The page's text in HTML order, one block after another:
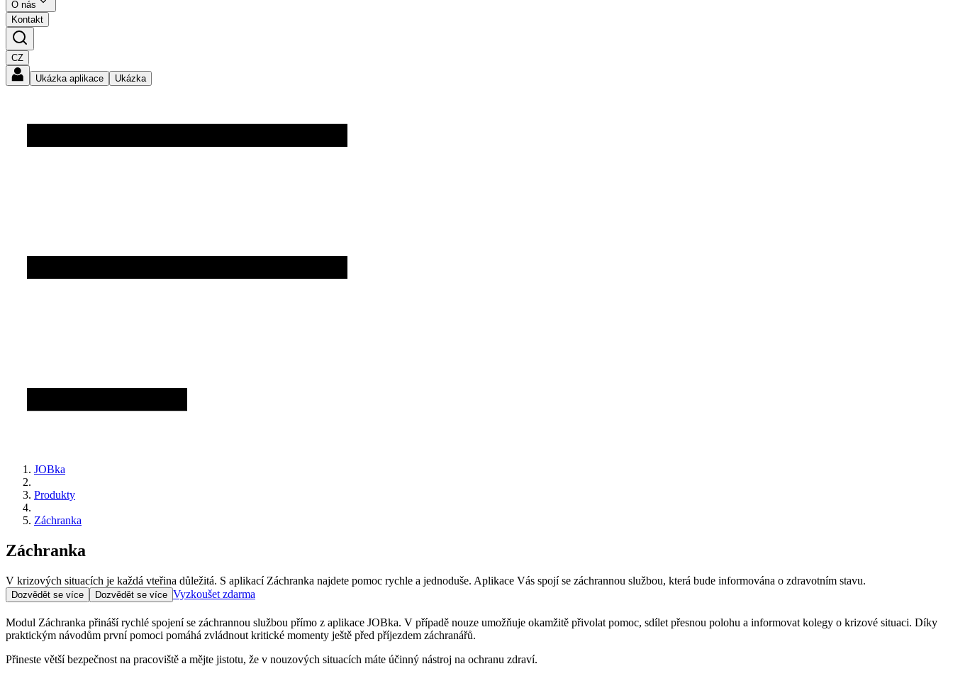
O nás
Kontakt
CZ
Ukázka aplikace
Ukázka
JOBka
Produkty
Záchranka
Záchranka
V krizových situacích je každá vteřina důležitá. S aplikací Záchranka najdete pomoc rychle a jednoduše. Aplikace Vás spojí se záchrannou službou, která bude informována o zdravotním stavu.
Dozvědět se více Dozvědět se více Vyzkoušet zdarma
Modul Záchranka přináší rychlé spojení se záchrannou službou přímo z aplikace JOBka. V případě nouze umožňuje okamžitě přivolat pomoc, sdílet přesnou polohu a informovat kolegy o krizové situaci. Díky
praktickým návodům první pomoci pomáhá zvládnout kritické momenty ještě před příjezdem záchranářů.
Přineste větší bezpečnost na pracoviště a mějte jistotu, že v nouzových situacích máte účinný nástroj na ochranu zdraví.